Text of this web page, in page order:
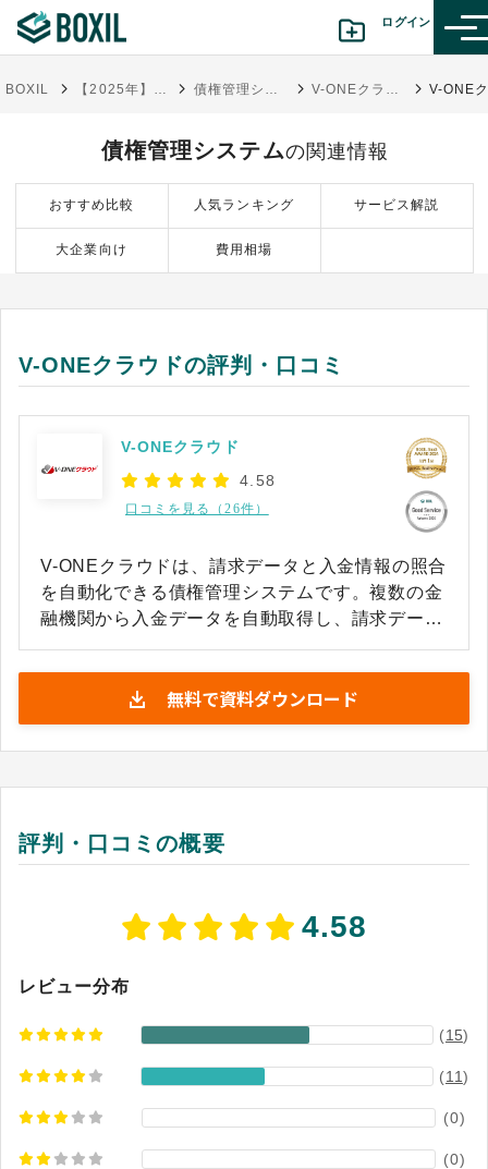
ログイン
診断から探す(β版)
記事から探す
BOXIL 【2025年】債権管理システム比較14選！タイプ別サービスと選び方解説 債権管理システム V-ONEクラウド
債権管理システムの関連情報
おすすめ比較 人気ランキング サービス解説
大企業向け 費用相場
V-ONEクラウドの評判・口コミ
V-ONEクラウド
4.58
口コミを見る（26件）
V-ONEクラウドは、請求データと入金情報の照合
を自動化できる債権管理システムです。複数の金
融機関から入金データを自動取得し、請求データ
当者が手作業で行ってきた照合業務の工数を大幅
に削減しやすくなっています。分割入金の組み合
わせを自動検出する機能も備えており、複雑な入
金パターンへの対応もシステム上で処理しやすい
事務作業を効率化します。メール・チャット連携
による督促処理にも対応しており、督促フローの
め、既存の業務システムとのデータ連携を通じ
環境が整っています。 ※出典：アール＆エーシー
（2026年05月15日閲覧）
無料で資料ダウンロード
評判・口コミの概要
4.58
レビュー分布
(15)
(11)
(0)
(0)